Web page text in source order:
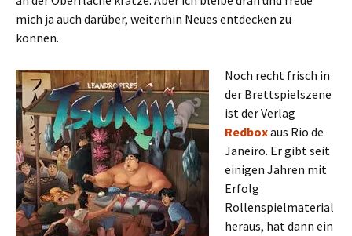
mich ja auch darüber, weiterhin Neues entdecken zu
können.
Noch recht frisch in
der Brettspielszene
ist der Verlag
Redboxaus Rio de
Janeiro. Er gibt seit
einigen Jahren mit
Erfolg
Rollenspielmaterial
heraus, hat dann ein